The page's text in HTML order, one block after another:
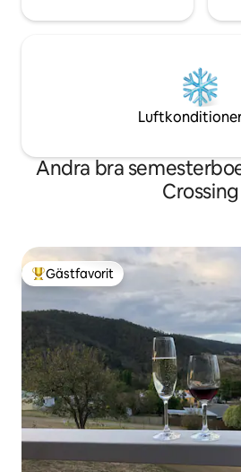
Andra bra
Crossing
Populär gästfavorit
Gästfavorit